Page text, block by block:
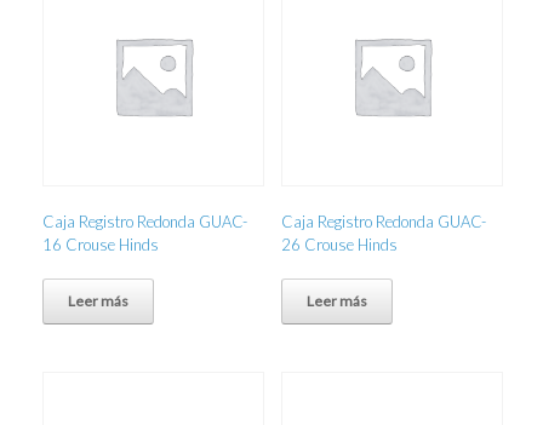
Caja Registro Redonda GUAC-
16 Crouse Hinds
Leer más
Caja Registro Redonda GUAC-
26 Crouse Hinds
Leer más